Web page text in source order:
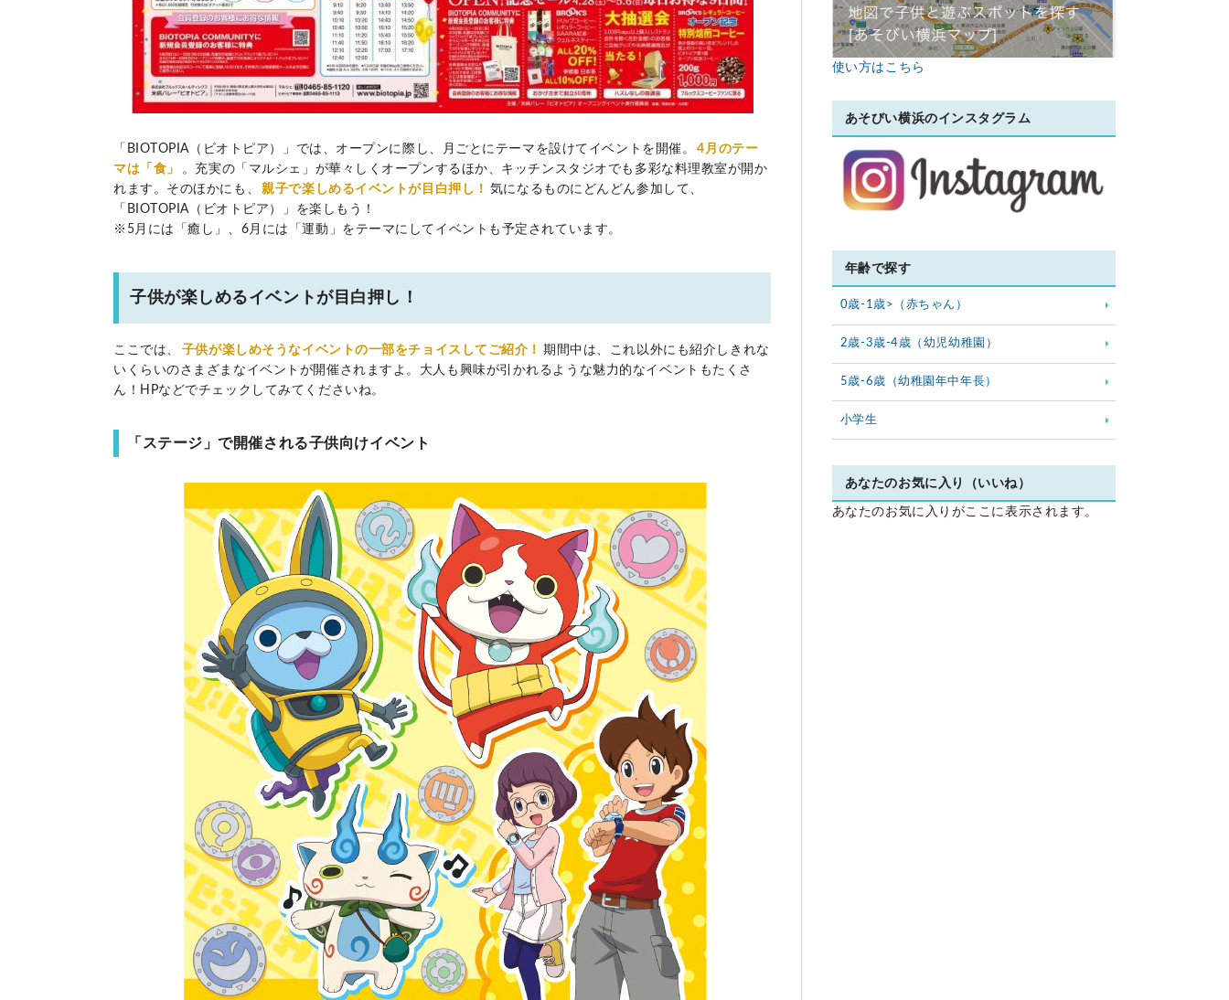
「BIOTOPIA（ビオトピア）」では、オープンに際し、月ごとにテーマを設けてイベントを開催。
4月のテー
マは「食」
。充実の「マルシェ」が華々しくオープンするほか、キッチンスタジオでも多彩な料理教室が開か
れます。そのほかにも、
親子で楽しめるイベントが目白押し！ 気になるものにどんどん参加して、
「BIOTOPIA（ビオトピア）」を楽しもう！
※5月には「癒し」、6月には「運動」をテーマにしてイベントも予定されています。
子供が楽しめるイベントが目白押し！
ここでは、 子供が楽しめそうなイベントの一部をチョイスしてご紹介！ 期間中は、これ以外にも紹介しきれな
いくらいのさまざまなイベントが開催されますよ。大人も興味が引かれるような魅力的なイベントもたくさ
ん！HPなどでチェックしてみてくださいね。
「ステージ」で開催される子供向けイベント
使い方はこちら
あそびい横浜のインスタグラム
年齢で探す
0歳-1歳>（赤ちゃん）
2歳-3歳-4歳（幼児幼稚園）
5歳-6歳（幼稚園年中年長）
小学生
あなたのお気に入り（いいね）
あなたのお気に入りがここに表示されます。